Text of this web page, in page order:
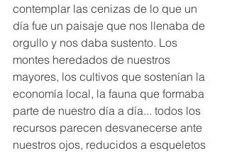
contemplar las cenizas de lo que un
día fue un paisaje que nos llenaba de
orgullo y nos daba sustento. Los
montes heredados de nuestros
mayores, los cultivos que sostenían la
economía local, la fauna que formaba
parte de nuestro día a día... todos los
recursos parecen desvanecerse ante
nuestros ojos, reducidos a esqueletos